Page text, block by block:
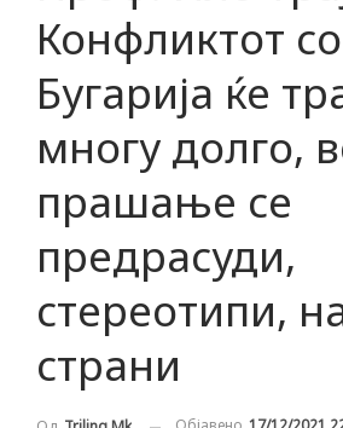
Конфликтот со
Бугарија ќе
многу долго,
прашање се
предрасуди,
стереотипи,
страни